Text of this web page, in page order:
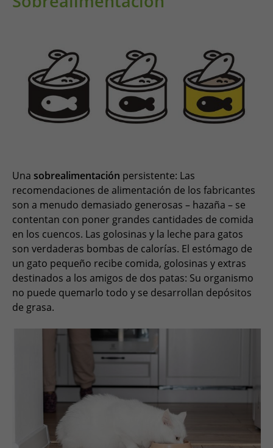
Una sobrealimentación persistente: Las
recomendaciones de alimentación de los fabricantes
son a menudo demasiado generosas – hazaña – se
contentan con poner grandes cantidades de comida
en los cuencos. Las golosinas y la leche para gatos
son verdaderas bombas de calorías. El estómago de
un gato pequeño recibe comida, golosinas y extras
destinados a los amigos de dos patas: Su organismo
no puede quemarlo todo y se desarrollan depósitos
de grasa.